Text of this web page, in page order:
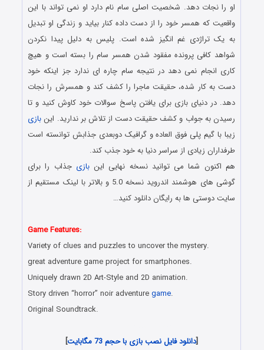
او را نجات دهد. شخصیت اصلی سام نام دارد او نمی تواند با این
واقعیت که همسر خود را از دست داده کنار بیاید و زندگی او تبدیل
به یک تراژدی غم انگیز شده است. پلیس به دلیل پیدا نکردن
شواهد کافی پرونده مفقود شدن همسر سام را بسته است و هیچ
کاری انجام نمی دهد در نتیجه سام چاره ای ندارد جز اینکه خود
دست به کار شده، حقیقت ماجرا را کشف کند و همسرش را نجات
دهد. در دنیای بازی برای یافتن پاسخ سوالات خود کاوش کنید و تا
رسیدن به جواب و کشف حقیقت دست از تلاش بر ندارید. این بازی
زیبا با گیم پلی فوق العاده و گرافیک دوبعدی جذابش توانسته است
طرفداران زیادی از سراسر دنیا به خود جذب کند.
هم اکنون شما می توانید نسخه نهایی اینبازی جذاب را برای
گوشی های هوشمند اندروید نسخه 5.0 و بالاتر با لینک مستقیم از
سایت دوستی ها به رایگان دانلود کنید…
Game Features:
Variety of clues and puzzles to uncover the mystery.
great adventure game project for smartphones.
Uniquely drawn 2D Art-Style and 2D animation.
Story driven “horror” noir adventuregame.
Original Soundtrack.
[دانلود فایل نصب بازی با حجم 73 مگابایت
]